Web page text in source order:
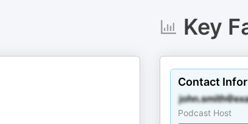
Key
Contact
Podcast Host